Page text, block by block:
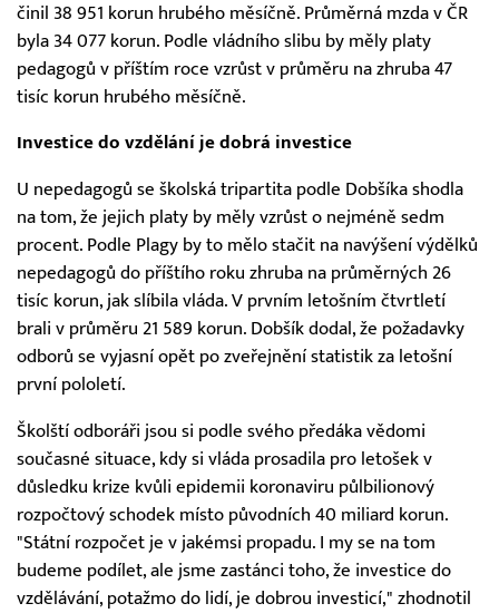
činil 38 951 korun hrubého měsíčně. Průměrná mzda v ČR
byla 34 077 korun. Podle vládního slibu by měly platy
pedagogů v příštím roce vzrůst v průměru na zhruba 47
tisíc korun hrubého měsíčně.
Investice do vzdělání je dobrá investice
U nepedagogů se školská tripartita podle Dobšíka shodla
na tom, že jejich platy by měly vzrůst o nejméně sedm
procent. Podle Plagy by to mělo stačit na navýšení výdělků
nepedagogů do příštího roku zhruba na průměrných 26
tisíc korun, jak slíbila vláda. V prvním letošním čtvrtletí
brali v průměru 21 589 korun. Dobšík dodal, že požadavky
odborů se vyjasní opět po zveřejnění statistik za letošní
první pololetí.
Školští odboráři jsou si podle svého předáka vědomi
současné situace, kdy si vláda prosadila pro letošek v
důsledku krize kvůli epidemii koronaviru půlbilionový
rozpočtový schodek místo původních 40 miliard korun.
"Státní rozpočet je v jakémsi propadu. I my se na tom
budeme podílet, ale jsme zastánci toho, že investice do
vzdělávání, potažmo do lidí, je dobrou investicí," zhodnotil